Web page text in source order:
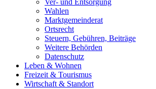
Ver- und Entsorgung
Wahlen
Marktgemeinderat
Ortsrecht
Steuern, Gebühren, Beiträge
Weitere Behörden
Datenschutz
Leben & Wohnen
Freizeit & Tourismus
Wirtschaft & Standort